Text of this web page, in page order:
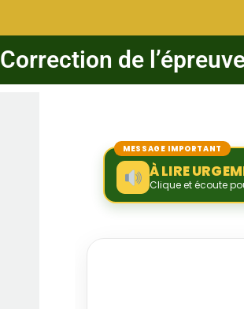
Correction de
MESSAGE IMPORTANT
À LIRE
Clique et écoute